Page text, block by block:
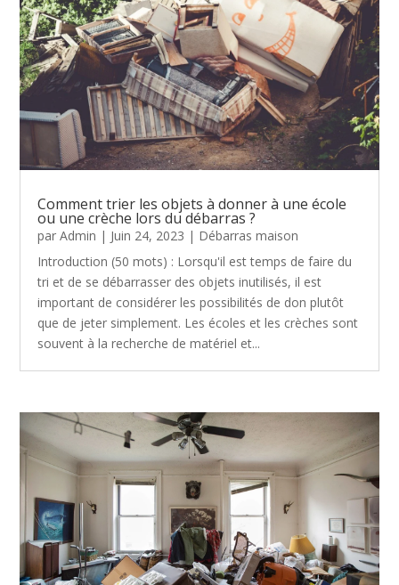
Comment trier les objets à donner à une école
ou une crèche lors du débarras ?
parAdmin | Juin 24, 2023 | Débarras maison
Introduction (50 mots) : Lorsqu'il est temps de faire du
tri et de se débarrasser des objets inutilisés, il est
important de considérer les possibilités de don plutôt
que de jeter simplement. Les écoles et les crèches sont
souvent à la recherche de matériel et...